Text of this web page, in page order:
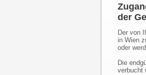
der
Der von
in Wien
oder
Die
verbucht